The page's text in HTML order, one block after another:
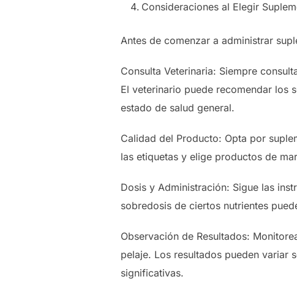
Consideraciones al Elegir
Antes de comenzar a administrar
Consulta Veterinaria: Siempre
El veterinario puede recomendar los
estado de salud general.
Calidad del Producto: Opta por
las etiquetas y elige productos de
Dosis y Administración: Sigue las
sobredosis de ciertos nutrientes
Observación de Resultados:
pelaje. Los resultados pueden variar
significativas.